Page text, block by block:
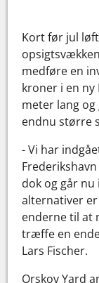
Kort før jul
medføre en
kroner i en ny
meter lang
endnu større
- Vi har
dok og går
alternativer er
enderne til at
træffe en
Lars Fischer.
Orskov Yard